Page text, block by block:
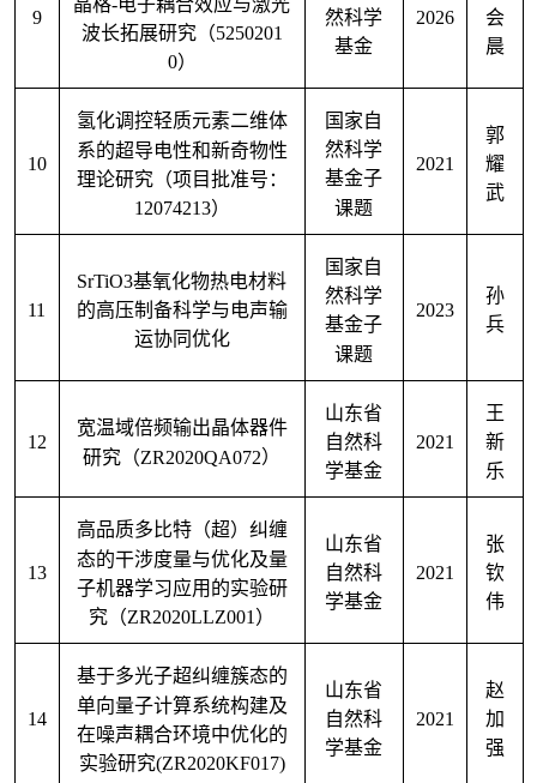
9
波长拓展研究（5250201
0）
然科学
基金
2026
会
晨
10
氢化调控轻质元素二维体
系的超导电性和新奇物性
理论研究（项目批准号：
12074213）
国家自
然科学
基金子
课题
2021
郭
耀
武
11
SrTiO3基氧化物热电材料
的高压制备科学与电声输
运协同优化
国家自
然科学
基金子
课题
2023
孙
兵
12
宽温域倍频输出晶体器件
研究（ZR2020QA072）
山东省
自然科
学基金
2021
王
新
乐
13
高品质多比特（超）纠缠
态的干涉度量与优化及量
子机器学习应用的实验研
究（ZR2020LLZ001 ）
山东省
自然科
学基金
2021
张
钦
伟
14
基于多光子超纠缠簇态的
单向量子计算系统构建及
在噪声耦合环境中优化的
实验研究(ZR2020KF017)
山东省
自然科
学基金
2021
赵
加
强